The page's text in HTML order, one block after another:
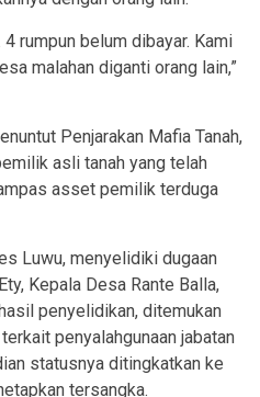
rumpun belum dibayar. Kami
malahan diganti orang lain,”
Penjarakan Mafia Tanah,
asli tanah yang telah
asset pemilik terduga
Luwu, menyelidiki dugaan
Kepala Desa Rante Balla,
penyelidikan, ditemukan
penyalahgunaan jabatan
statusnya ditingkatkan ke
tersangka.